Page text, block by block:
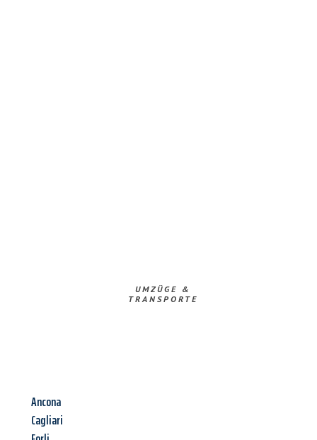
UMZÜGE &
TRANSPORTE
Ancona
Cagliari